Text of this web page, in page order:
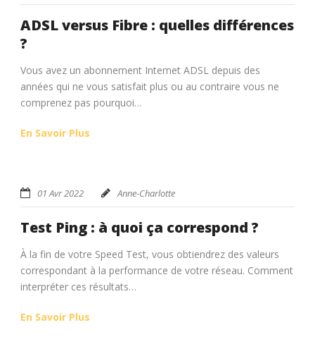
ADSL versus Fibre : quelles différences
?
Vous avez un abonnement Internet ADSL depuis des
années qui ne vous satisfait plus ou au contraire vous ne
comprenez pas pourquoi…
En Savoir Plus
01 Avr 2022 Anne-Charlotte
Test Ping : à quoi ça correspond ?
À la fin de votre Speed Test, vous obtiendrez des valeurs
correspondant à la performance de votre réseau. Comment
interpréter ces résultats…
En Savoir Plus